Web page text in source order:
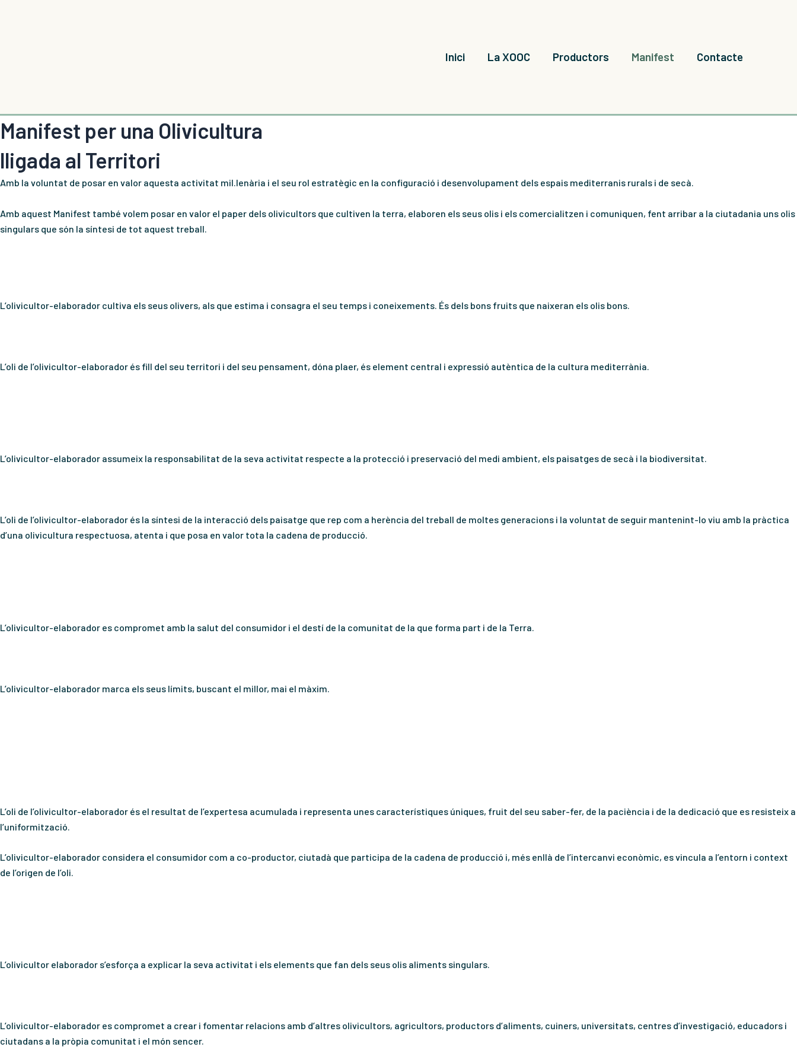
Inici La XOOC Productors Manifest Contacte
Manifest per una Olivicultura
lligada al Territori
Amb la voluntat de posar en valor aquesta activitat mil.lenària i el seu rol estratègic en la configuració i desenvolupament dels espais mediterranis rurals i de secà.
Amb aquest Manifest també volem posar en valor el paper dels olivicultors que cultiven la terra, elaboren els seus olis i els comercialitzen i comuniquen, fent arribar a la ciutadania uns olis
singulars que són la síntesi de tot aquest treball.
L’olivicultor-elaborador cultiva els seus olivers, als que estima i consagra el seu temps i coneixements. És dels bons fruits que naixeran els olis bons.
L’oli de l’olivicultor-elaborador és fill del seu territori i del seu pensament, dóna plaer, és element central i expressió autèntica de la cultura mediterrània.
L’olivicultor-elaborador assumeix la responsabilitat de la seva activitat respecte a la protecció i preservació del medi ambient, els paisatges de secà i la biodiversitat.
L’oli de l’olivicultor-elaborador és la síntesi de la interacció dels paisatge que rep com a herència del treball de moltes generacions i la voluntat de seguir mantenint-lo viu amb la pràctica
d’una olivicultura respectuosa, atenta i que posa en valor tota la cadena de producció.
L’olivicultor-elaborador es compromet amb la salut del consumidor i el destí de la comunitat de la que forma part i de la Terra.
L’olivicultor-elaborador marca els seus límits, buscant el millor, mai el màxim.
L’oli de l’olivicultor-elaborador és el resultat de l’expertesa acumulada i representa unes característiques úniques, fruit del seu saber-fer, de la paciència i de la dedicació que es resisteix a
l’uniformització.
L’olivicultor-elaborador considera el consumidor com a co-productor, ciutadà que participa de la cadena de producció i, més enllà de l’intercanvi econòmic, es vincula a l’entorn i context
de l’origen de l’oli.
L’olivicultor elaborador s’esforça a explicar la seva activitat i els elements que fan dels seus olis aliments singulars.
L’olivicultor-elaborador es compromet a crear i fomentar relacions amb d’altres olivicultors, agricultors, productors d’aliments, cuiners, universitats, centres d’investigació, educadors i
ciutadans a la pròpia comunitat i el món sencer.